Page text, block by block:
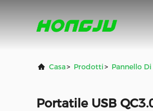
Casa> Prodotti> Pannello
Portatile USB